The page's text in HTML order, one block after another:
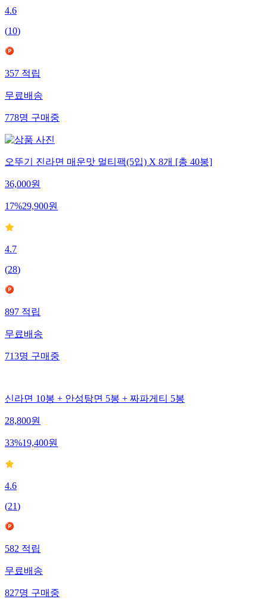
4.6
(10)
357 적립
무료배송
778명 구매중
오뚜기 진라면 매운맛 멀티팩(5입) X 8개 [총 40봉]
36,000원
17%29,900원
4.7
(28)
897 적립
무료배송
713명 구매중
신라면 10봉 + 안성탕면 5봉 + 짜파게티 5봉
28,800원
33%19,400원
4.6
(21)
582적립
무료배송
827명구매중